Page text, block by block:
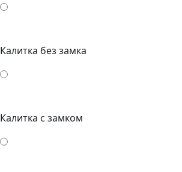
Калитка без замка
Калитка с замком